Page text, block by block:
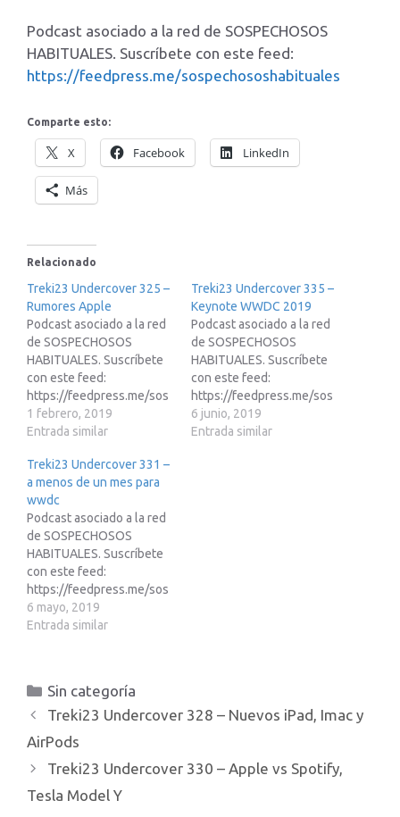
Podcast asociado a la red de SOSPECHOSOS
HABITUALES. Suscríbete con este feed:
https://feedpress.me/sospechososhabituales
Comparte esto:
X Facebook LinkedIn
Más
Relacionado
Treki23 Undercover 325 –
Rumores Apple
Podcast asociado a la red
de SOSPECHOSOS
HABITUALES. Suscríbete
con este feed:
https://feedpress.me/sos
pechososhabituales
1 febrero, 2019
Entrada similar
Treki23 Undercover 335 –
Keynote WWDC 2019
Podcast asociado a la red
de SOSPECHOSOS
HABITUALES. Suscríbete
con este feed:
https://feedpress.me/sos
pechososhabituales
6 junio, 2019
Entrada similar
Treki23 Undercover 331 –
a menos de un mes para
wwdc
Podcast asociado a la red
de SOSPECHOSOS
HABITUALES. Suscríbete
con este feed:
https://feedpress.me/sos
pechososhabituales
6 mayo, 2019
Entrada similar
Categorías
Sin categoría
Treki23 Undercover 328 – Nuevos iPad, Imac y
AirPods
Treki23 Undercover 330 – Apple vs Spotify,
Tesla Model Y